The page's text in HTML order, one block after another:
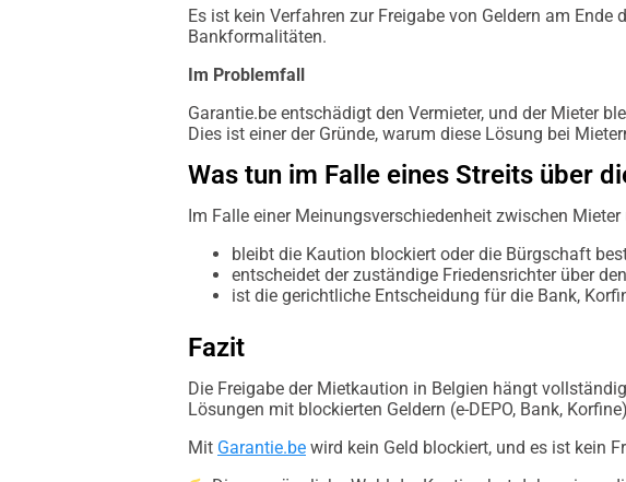
Es ist kein Verfahren zur Freigabe von Geldern am
Bankformalitäten.
Im Problemfall
Garantie.be entschädigt den Vermieter, und der Mieter
Dies ist einer der Gründe, warum diese Lösung bei
Was tun im Falle eines Streits über
Im Falle einer Meinungsverschiedenheit zwischen Mieter
bleibt die Kaution blockiert oder die Bürgschaft
entscheidet der zuständige Friedensrichter über
ist die gerichtliche Entscheidung für die Bank,
Fazit
Die Freigabe der Mietkaution in Belgien hängt
Lösungen mit blockierten Geldern (e-DEPO, Bank,
Mit Garantie.be wird kein Geld blockiert, und es ist kein